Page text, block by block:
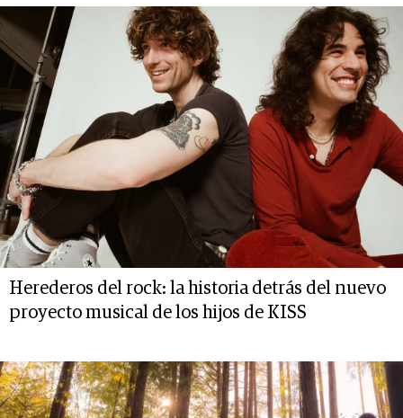
Herederos del rock: la historia detrás del nuevo
proyecto musical de los hijos de KISS